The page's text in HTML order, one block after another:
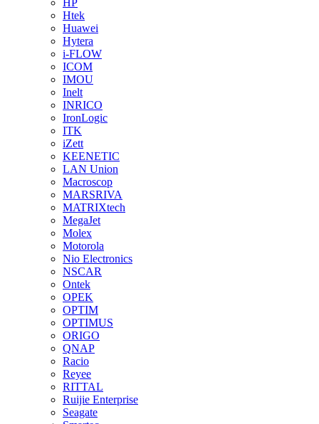
HP
Htek
Huawei
Hytera
i-FLOW
ICOM
IMOU
Inelt
INRICO
IronLogic
ITK
iZett
KEENETIC
LAN Union
Macroscop
MARSRIVA
MATRIXtech
MegaJet
Molex
Motorola
Nio Electronics
NSCAR
Ontek
OPEK
OPTIM
OPTIMUS
ORIGO
QNAP
Racio
Reyee
RITTAL
Ruijie Enterprise
Seagate